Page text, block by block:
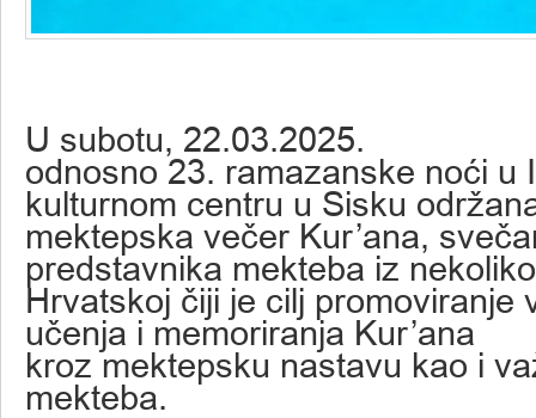
U subotu, 22.03.2025.
odnosno 23. ramazanske noći u
kulturnom centru u Sisku
mektepska večer Kur’ana,
predstavnika mekteba iz
Hrvatskoj čiji je cilj promoviranje
učenja i memoriranja Kur’ana
kroz mektepsku nastavu kao i
mekteba.